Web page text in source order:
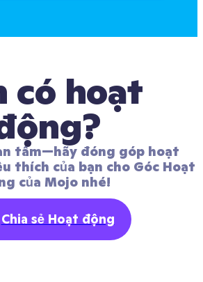
có hoạt
tâm—hãy đóng góp hoạt
thích của bạn cho Góc Hoạt
của Mojo nhé!
Chia sẻ Hoạt động